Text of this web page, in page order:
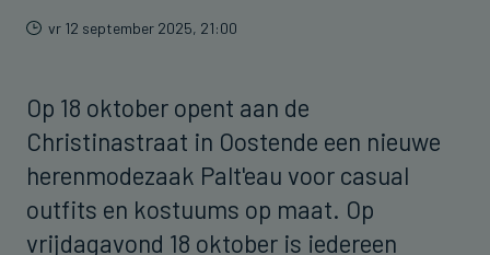
vr 12 september 2025, 21:00
Op 18 oktober opent aan de
Christinastraat in Oostende een nieuwe
herenmodezaak Palt'eau voor casual
outfits en kostuums op maat. Op
vrijdagavond 18 oktober is iedereen